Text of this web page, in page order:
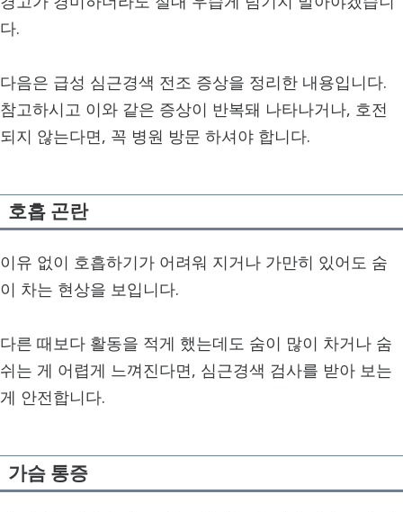
다.
다음은 급성 심근경색 전조 증상을 정리한 내용입니다.
참고하시고 이와 같은 증상이 반복돼 나타나거나, 호전
되지 않는다면, 꼭 병원 방문 하셔야 합니다.
호흡 곤란
이유 없이 호흡하기가 어려워 지거나 가만히 있어도 숨
이 차는 현상을 보입니다.
다른 때보다 활동을 적게 했는데도 숨이 많이 차거나 숨
쉬는 게 어렵게 느껴진다면, 심근경색 검사를 받아 보는
게 안전합니다.
가슴 통증